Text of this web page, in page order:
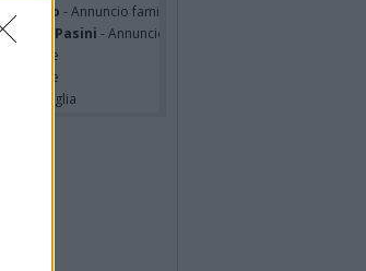
Greco - Annuncio famiglia
ved. Pasini - Annuncio famiglia
famiglia